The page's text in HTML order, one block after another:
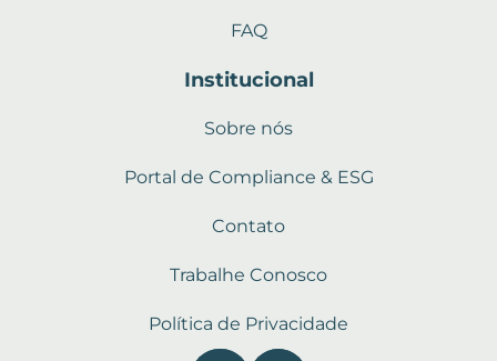
FAQ
Institucional
Sobre nós
Portal de Compliance & ESG
Contato
Trabalhe Conosco
Política de Privacidade